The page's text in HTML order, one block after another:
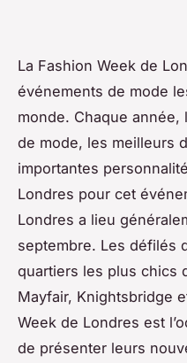
La Fashion Week de
événements de mode
monde. Chaque
de mode, les meilleurs
importantes
Londres pour cet
Londres a lieu
septembre. Les défilés
quartiers les plus chics
Mayfair, Knightsbridge
Week de Londres est
de présenter leurs